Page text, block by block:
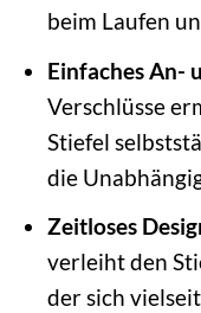
beim Laufen
Einfaches An-
Verschlüsse
Stiefel
die
Zeitloses
verleiht den
der sich